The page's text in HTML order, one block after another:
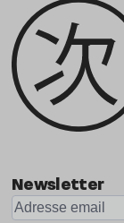
Newsletter